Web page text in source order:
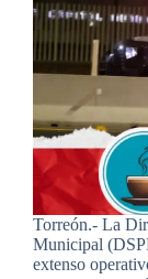
Torreón.- La
Municipal
extenso